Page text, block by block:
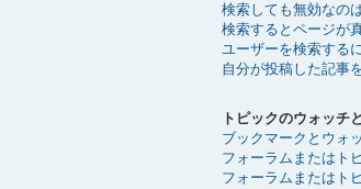
検索しても無効なの
検索するとページが
ユーザーを検索する
自分が投稿した記事
トピックのウォッチ
ブックマークとウォ
フォーラムまたはト
フォーラムまたはト